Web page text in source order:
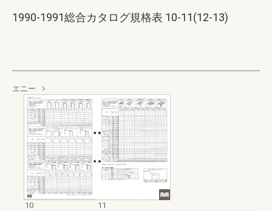
1990-1991総合カタログ規格表 10-11(12-13)
エニー
10
11